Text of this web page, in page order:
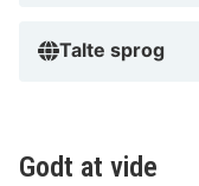
Talte sprog
Godt at vide